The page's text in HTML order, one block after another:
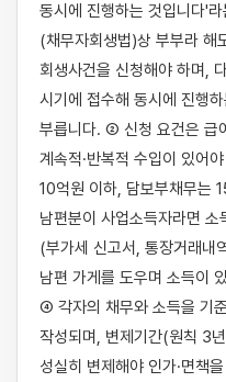
동시에 진행하는 것입니다'
(채무자회생법)상 부부라 해
회생사건을 신청해야 하며,
시기에 접수해 동시에 진행
부릅니다. ② 신청 요건은 급
계속적·반복적 수입이 있어
10억원 이하, 담보부채무는
남편분이 사업소득자라면 소
(부가세 신고서, 통장거래내
남편 가게를 도우며 소득이
④ 각자의 채무와 소득을 기
작성되며, 변제기간(원칙 3
성실히 변제해야 인가·면책